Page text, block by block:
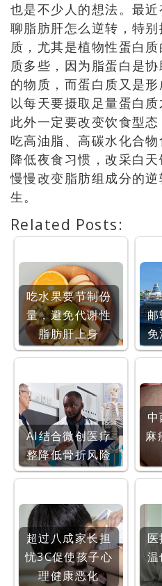
也是不少人的想法。 最
聊脂肪肝怎么逆转，特
质，尤其是植物性蛋白
质多些，因为脂蛋白是
的物质，而蛋白质又是
以每天要摄取足量蛋白质
此外一定要改变饮食型
吃高油脂、高碳水化合
降低夜食习惯，改采白
慢慢改变脂肪组成分的
生。
Related Posts:
吃水果要节制份
量，避免代谢性
脂肪肝上身
AI结合微创医疗
整降低骨折风险
麻
超过八成家长担
忧3C促使孩子心
理健康恶化